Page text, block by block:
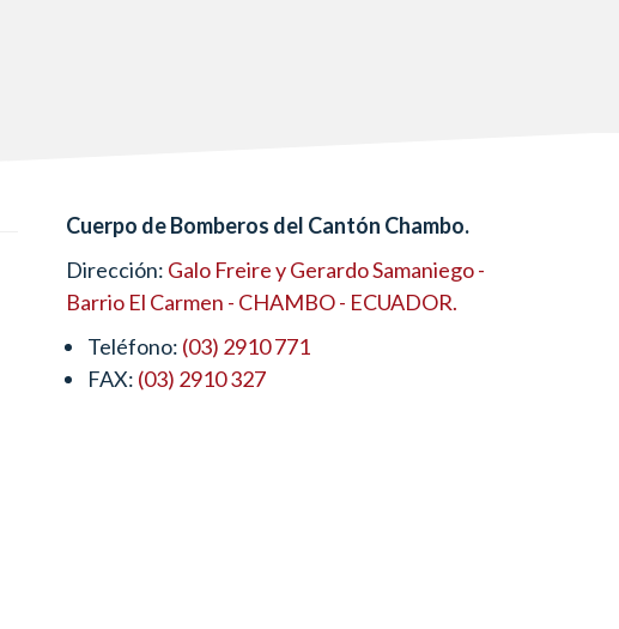
Cuerpo de Bomberos del Cantón Chambo.
Dirección: Galo Freire y Gerardo Samaniego -
Barrio El Carmen - CHAMBO - ECUADOR.
Teléfono: (03) 2910 771
FAX: (03) 2910 327